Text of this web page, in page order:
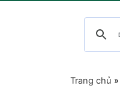
Trang chủ »